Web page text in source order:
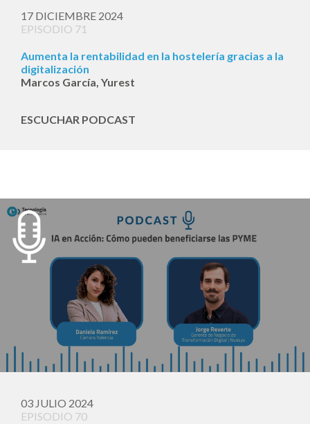
17 DICIEMBRE 2024
EPISODIO 71
Aumenta la rentabilidad en la hostelería gracias a la
digitalización
Marcos García, Yurest
ESCUCHAR PODCAST
03 JULIO 2024
EPISODIO 70